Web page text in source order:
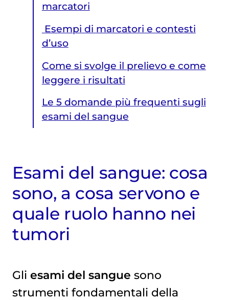
marcatori
Esempi di marcatori e contesti
d’uso
Come si svolge il prelievo e come
leggere i risultati
Le 5 domande più frequenti sugli
esami del sangue
Le 5 domande più frequenti sugli esami del sangue
Esami del sangue: cosa
sono, a cosa servono e
quale ruolo hanno nei
tumori
Gli esami del sangue sono
strumenti fondamentali della